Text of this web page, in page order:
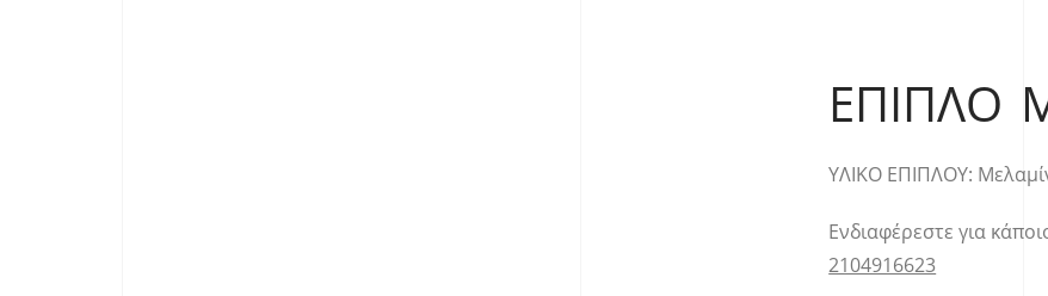
ΈΠΙΠΛΟ
YΛΙΚΟ ΕΠΙΠΛΟΥ:
Ενδιαφέρεστε για
2104916623